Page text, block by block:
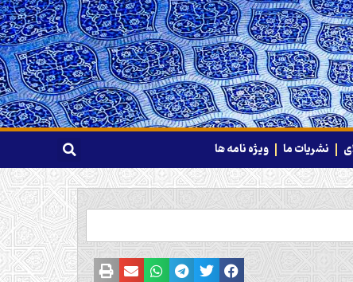
نشریات ما ویژه نامه ها